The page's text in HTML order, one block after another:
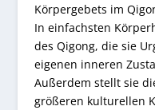
Körpergebets im
In einfachsten
des Qigong, die sie
eigenen inneren
Außerdem stellt sie
größeren kulturellen